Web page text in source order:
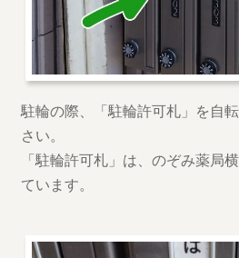
駐輪の際、「駐輪許可札」を自
さい。
「駐輪許可札」は、のぞみ薬局
ています。